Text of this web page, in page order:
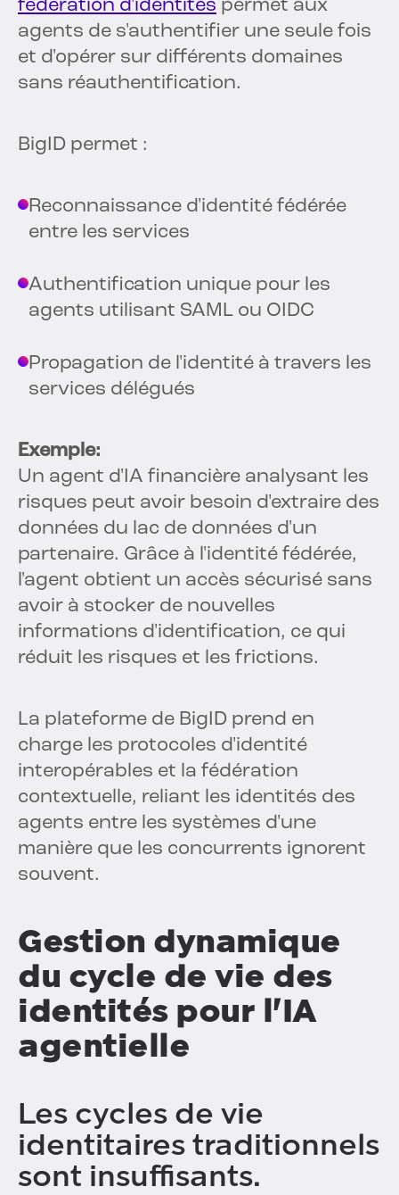
fédération d'identités permet aux
agents de s'authentifier une seule fois
et d'opérer sur différents domaines
sans réauthentification.
BigID permet :
Reconnaissance d'identité fédérée
entre les services
Authentification unique pour les
agents utilisant SAML ou OIDC
Propagation de l'identité à travers les
services délégués
Exemple:
Un agent d'IA financière analysant les
risques peut avoir besoin d'extraire des
données du lac de données d'un
partenaire. Grâce à l'identité fédérée,
l'agent obtient un accès sécurisé sans
avoir à stocker de nouvelles
informations d'identification, ce qui
réduit les risques et les frictions.
La plateforme de BigID prend en
charge les protocoles d'identité
interopérables et la fédération
contextuelle, reliant les identités des
agents entre les systèmes d'une
manière que les concurrents ignorent
souvent.
Gestion dynamique
du cycle de vie des
identités pour l'IA
agentielle
Les cycles de vie
identitaires traditionnels
sont insuffisants.